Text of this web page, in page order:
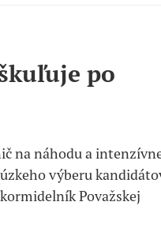
po
na náhodu a
výberu
Považskej